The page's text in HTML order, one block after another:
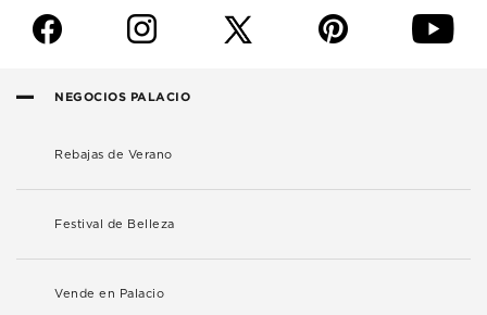
f i p y
NEGOCIOS PALACIO
Rebajas de Verano
Festival de Belleza
Vende en Palacio